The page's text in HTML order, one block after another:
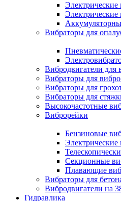
Электрические
Электрические
Вибраторы для
Вибродвигатели для
Вибраторы для
Вибраторы для
Вибраторы для
Высокочастотные
Виброрейки
Бензиновые
Электрические
Секционные
Плавающие
Вибраторы для
Вибродвигатели на
Гидравлика